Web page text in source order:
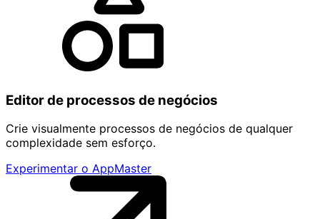
Editor de processos de negócios
Crie visualmente processos de negócios de qualquer
complexidade sem esforço.
Experimentar o AppMaster